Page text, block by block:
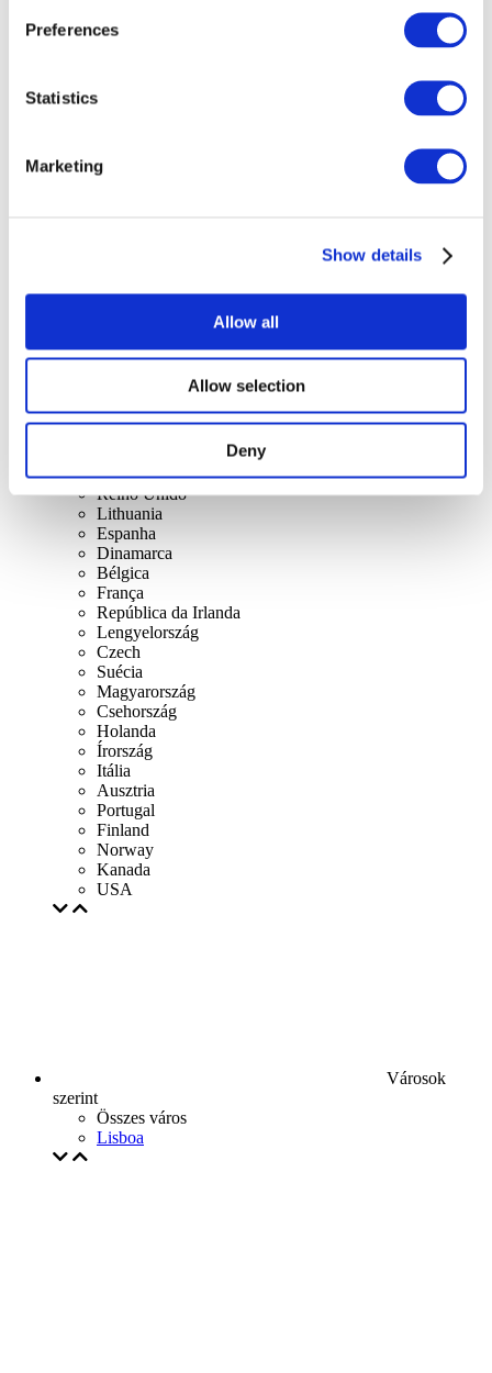
Preferences
Statistics
Marketing
Show details
Allow all
Allow selection
Deny
Concertos
szerint
Eslováquia
Reino Unido
Lithuania
Espanha
Dinamarca
Bélgica
França
República da Irlanda
Lengyelország
Czech
Suécia
Magyarország
Csehország
Holanda
Írország
Itália
Ausztria
Portugal
Finland
Norway
Kanada
USA
Városok
szerint
Összes város
Lisboa